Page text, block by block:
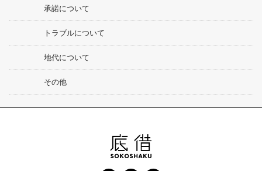
承諾について
トラブルについて
地代について
その他